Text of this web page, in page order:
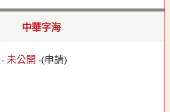
中華字海
- 未公開 -(申請)